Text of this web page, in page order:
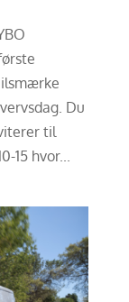
Du
til
15 hvor...